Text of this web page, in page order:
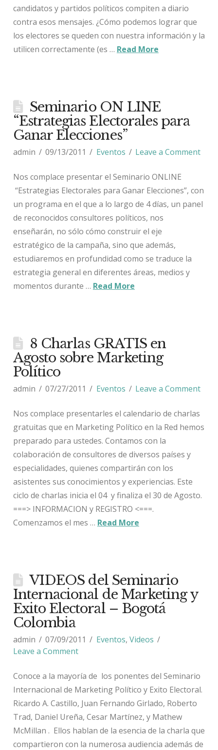
candidatos y partidos políticos compiten a diario
contra esos mensajes. ¿Cómo podemos lograr que
los electores se queden con nuestra información y la
utilicen correctamente (es … Read More
Seminario ON LINE
“Estrategias Electorales para
Ganar Elecciones”
admin 09/13/2011 Eventos Leave a Comment
Nos complace presentar el Seminario ONLINE
“Estrategias Electorales para Ganar Elecciones”, con
un programa en el que a lo largo de 4 días, un panel
de reconocidos consultores políticos, nos
enseñarán, no sólo cómo construir el eje
estratégico de la campaña, sino que además,
estudiaremos en profundidad como se traduce la
estrategia general en diferentes áreas, medios y
momentos durante … Read More
8 Charlas GRATIS en
Agosto sobre Marketing
Político
admin 07/27/2011 Eventos Leave a Comment
Nos complace presentarles el calendario de charlas
gratuitas que en Marketing Político en la Red hemos
preparado para ustedes. Contamos con la
colaboración de consultores de diversos países y
especialidades, quienes compartirán con los
asistentes sus conocimientos y experiencias. Este
ciclo de charlas inicia el 04 y finaliza el 30 de Agosto.
===> INFORMACION y REGISTRO <===.
Comenzamos el mes … Read More
VIDEOS del Seminario
Internacional de Marketing y
Exito Electoral – Bogotá
Colombia
admin 07/09/2011 Eventos, Videos
Leave a Comment
Conoce a la mayoría de los ponentes del Seminario
Internacional de Marketing Político y Exito Electoral.
Ricardo A. Castillo, Juan Fernando Girlado, Roberto
Trad, Daniel Ureña, Cesar Martínez, y Mathew
McMillan . Ellos hablan de la esencia de la charla que
compartieron con la numerosa audiencia además de